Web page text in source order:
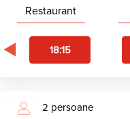
Restaurant
18:15